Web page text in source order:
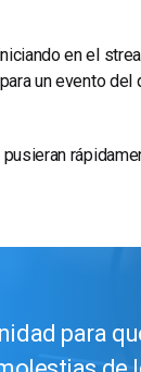
en el
un evento del
para